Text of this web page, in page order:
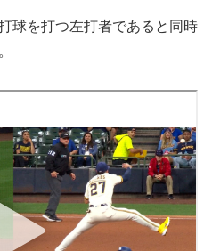
球を打つ左打者であると同時